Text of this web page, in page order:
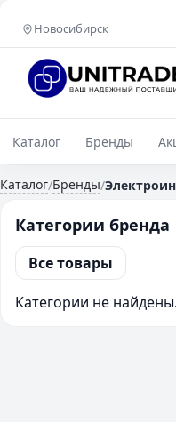
Новосибирск
Каталог Бренды
Каталог/Бренды/
Категории бренда
Все товары
Категории не найдены.